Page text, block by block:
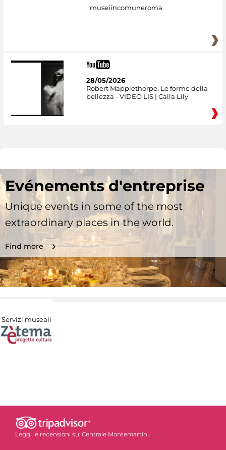
museiincomuneroma
28/05/2026
Robert Mapplethorpe. Le forme della
bellezza - VIDEO LIS | Calla Lily
Evénements d'entreprise
Unique events in some of the most
extraordinary places in the world.
Find more
Servizi museali
Leggi le recensioni su: Centrale Montemartini